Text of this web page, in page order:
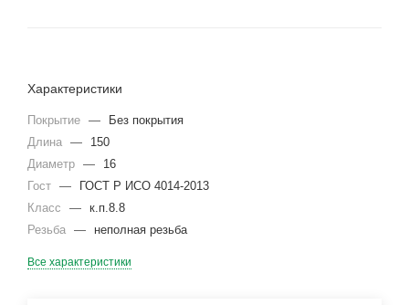
Характеристики
Покрытие —
Без покрытия
Длина —
150
Диаметр —
16
Гост —
ГОСТ Р ИСО 4014-2013
Класс
— к.п.8.8
Резьба — неполная резьба
Все характеристики